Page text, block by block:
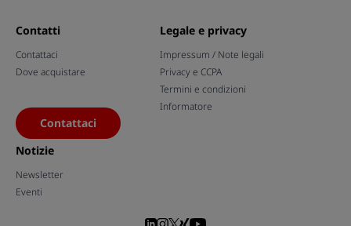
Contatti
Contattaci
Dove acquistare
Contattaci
Legale e privacy
Impressum / Note legali
Privacy e CCPA
Termini e condizioni
Informatore
Notizie
Newsletter
Eventi